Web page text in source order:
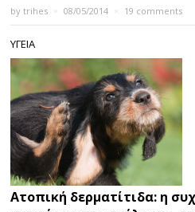
bytrihes 08/05/2014 19 comments
ΥΓΕΙΑ
Ατοπική δερματίτιδα: η